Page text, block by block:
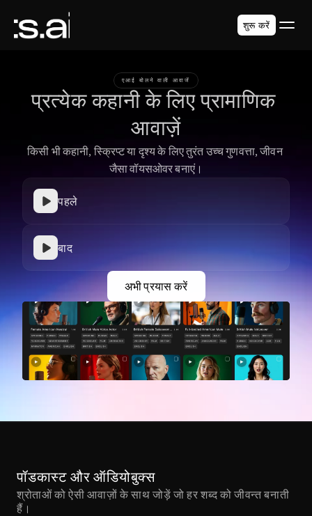
शुरू करें
एआई बोलने वाली आवाजें
प्रत्येक कहानी के लिए प्रामाणिक
आवाज़ें
किसी भी कहानी, स्क्रिप्ट या दृश्य के लिए तुरंत उच्च गुणवत्ता, जीवन
जैसा वॉयसओवर बनाएं।
पहले
बाद
अभी प्रयास करें
पॉडकास्ट और ऑडियोबुक्स
श्रोताओं को ऐसी आवाज़ों के साथ जोड़ें जो हर शब्द को जीवन्त बनाती
हैं।